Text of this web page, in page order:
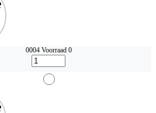
0004 Voorraad 0